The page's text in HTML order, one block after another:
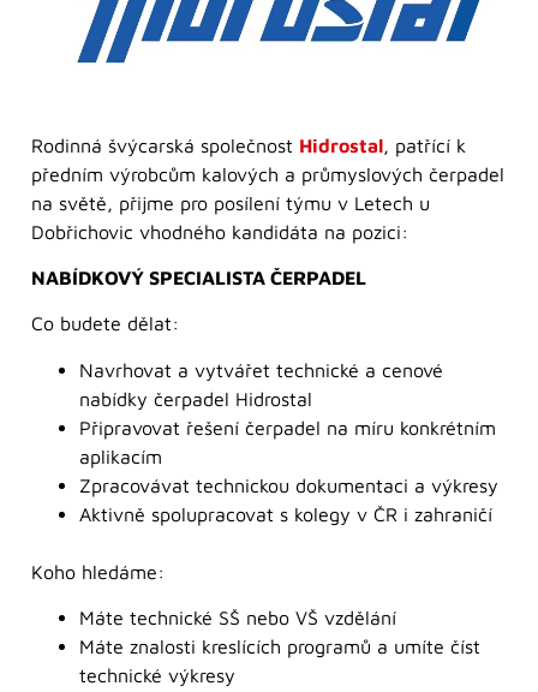
Rodinná švýcarská společnost Hidrostal , patřící k
předním výrobcům kalových a průmyslových čerpadel
na světě, přijme pro posílení týmu v Letech u
Dobřichovic vhodného kandidáta na pozici:
NABÍDKOVÝ SPECIALISTA ČERPADEL
Co budete dělat:
Navrhovat a vytvářet technické a cenové
nabídky čerpadel Hidrostal
Připravovat řešení čerpadel na míru konkrétním
aplikacím
Zpracovávat technickou dokumentaci a výkresy
Aktivně spolupracovat s kolegy v ČR i zahraničí
Koho hledáme:
Máte technické SŠ nebo VŠ vzdělání
Máte znalosti kreslících programů a umíte číst
technické výkresy